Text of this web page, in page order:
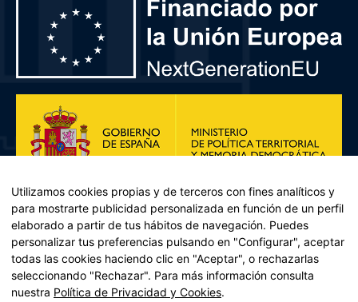
Plan de Recuperación, Transformación y Resiliencia – Financiado por
Utilizamos cookies propias y de terceros con fines analíticos y
para mostrarte publicidad personalizada en función de un perfil
elaborado a partir de tus hábitos de navegación. Puedes
personalizar tus preferencias pulsando en "Configurar", aceptar
todas las cookies haciendo clic en "Aceptar", o rechazarlas
seleccionando "Rechazar". Para más información consulta
nuestra Política de Privacidad y Cookies.